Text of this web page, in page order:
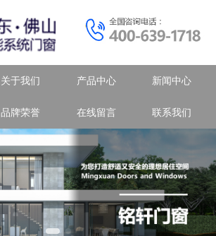
关于我们 产品中心 新闻中心
品牌荣誉 在线留言 联系我们